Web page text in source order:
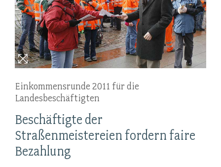
Einkommensrunde 2011 für die
Landesbeschäftigten
Beschäftigte der
Straßenmeistereien fordern faire
Bezahlung